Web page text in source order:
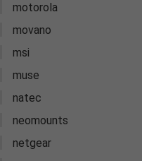
motorola
movano
msi
muse
natec
neomounts
netgear